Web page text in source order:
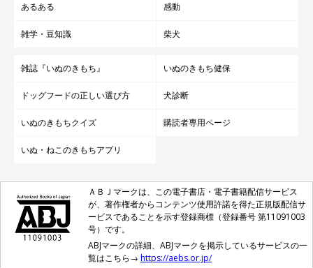
あるある 感動
雑学・豆知識 柴犬
雑誌『いぬのきもち』 いぬのきもち健保
ドッグフードの正しい選び方 犬診断
いぬのきもちクイズ 購読者専用ページ
いぬ・ねこのきもちアプリ
ＡＢＪマークは、この電子書店・電子書籍配信サービス
が、著作権者からコンテンツ使用許諾を得た正規版配信サ
ービスであることを示す登録商標（登録番号 第11091003
号）です。
ABJマークの詳細、ABJマークを掲示しているサービスの一
覧はこちら→ https://aebs.or.jp/